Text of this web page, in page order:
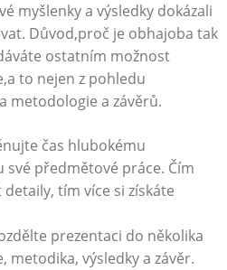
myšlenky a‌ výsledky dokázali
Důvod,proč ‍je obhajoba tak
ostatním možnost
to nejen z pohledu‍
metodologie a závěrů.
čas hlubokému
předmětové práce. Čím
tím více si‌ získáte
prezentaci do několika
metodika, výsledky a závěr.